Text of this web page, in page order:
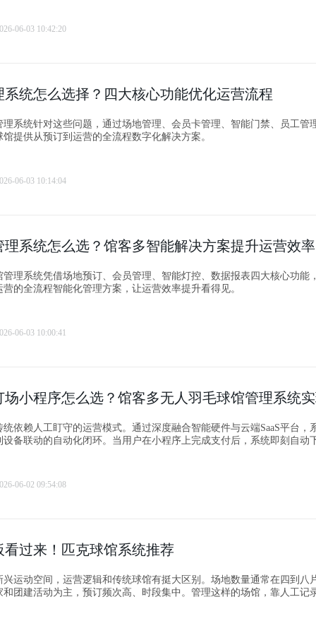
06-03 10:42:20
系统怎么选择？四大核心功能优化运营流程
理系统针对这些问题，通过场地管理、会员卡管理、智能门禁、员工管
提供从预订到运营的全流程数字化解决方案。
06-03 10:14:04
理系统怎么选？馆客多智能解决方案提升运营效率
管理系统凭借场地预订、会员管理、智能灯控、数据报表四大核心功能
的全流程智能化管理方案，让运营效率提升看得见。
06-03 10:00:41
依赖人工盯守的运营模式。通过深度融合智能硬件与云端SaaS平台，
设备联动的自动化闭环。当用户在小程序上完成支付后，系统即刻自动
运营成本。
06-02 09:54:08
看过来！匹克球馆系统推荐
兴运动空间，运营逻辑和传统球馆有挺大区别。场地数量通常在四到八
和团建活动为主，预订频次高、时段集中。管理这样的场馆，靠人工记